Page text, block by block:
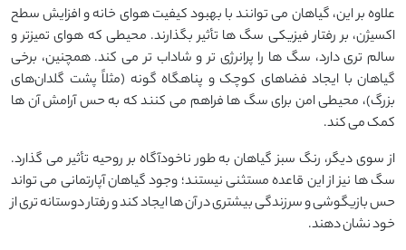
علاوه بر این، گیاهان می ‌توانند با بهبود کیفیت هوای خانه و افزایش سطح
اکسیژن، بر رفتار فیزیکی سگ ‌ها تأثیر بگذارند. محیطی که هوای تمیزتر و
سالم‌ تری دارد، سگ ‌ها را پرانرژی‌ تر و شاداب ‌تر می‌ کند. همچنین، برخی
گیاهان با ایجاد فضاهای کوچک و پناهگاه‌ گونه (مثلاً پشت گلدان‌های
بزرگ)، محیطی امن برای سگ ‌ها فراهم می ‌کنند که به حس آرامش آن‌ ها
کمک می ‌کند.
از سوی دیگر، رنگ سبز گیاهان به ‌طور ناخودآگاه بر روحیه تأثیر می‌ گذارد.
سگ ‌ها نیز از این قاعده مستثنی نیستند؛ وجود گیاهان آپارتمانی می ‌تواند
حس بازیگوشی و سرزندگی بیشتری در آن ‌ها ایجاد کند و رفتار دوستانه ‌تری از
خود نشان دهند.